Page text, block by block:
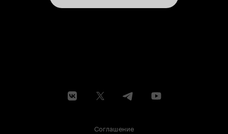
Соглашение